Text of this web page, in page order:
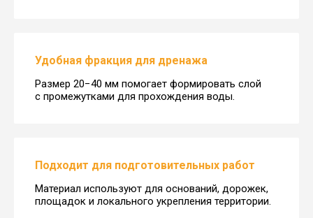
Удобная фракция для дренажа
Размер 20−40 мм помогает формировать слой
с промежутками для прохождения воды.
Подходит для подготовительных работ
Материал используют для оснований, дорожек,
площадок и локального укрепления территории.